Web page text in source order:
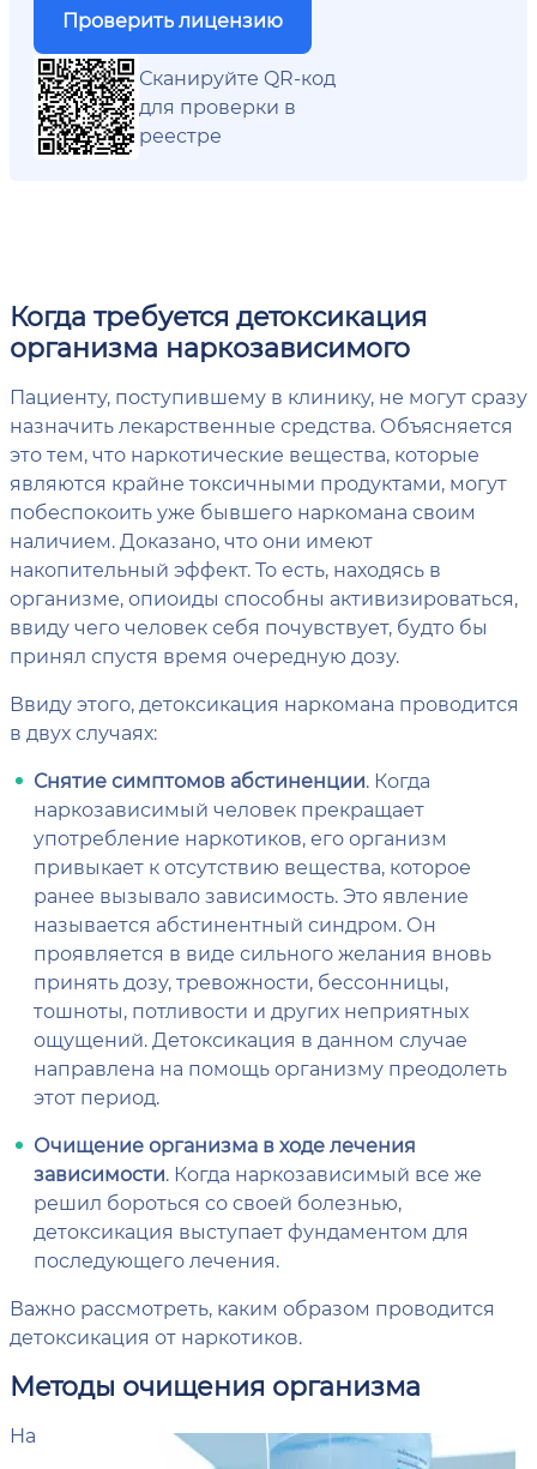
Проверить лицензию
Сканируйте QR-код
для проверки в
реестре
Когда требуется детоксикация
организма наркозависимого
Пациенту, поступившему в клинику, не могут сразу
назначить лекарственные средства. Объясняется
это тем, что наркотические вещества, которые
являются крайне токсичными продуктами, могут
побеспокоить уже бывшего наркомана своим
наличием. Доказано, что они имеют
накопительный эффект. То есть, находясь в
организме, опиоиды способны активизироваться,
ввиду чего человек себя почувствует, будто бы
принял спустя время очередную дозу.
Ввиду этого, детоксикация наркомана проводится
в двух случаях:
Снятие симптомов абстиненции. Когда
наркозависимый человек прекращает
употребление наркотиков, его организм
привыкает к отсутствию вещества, которое
ранее вызывало зависимость. Это явление
называется абстинентный синдром. Он
проявляется в виде сильного желания вновь
принять дозу, тревожности, бессонницы,
тошноты, потливости и других неприятных
ощущений. Детоксикация в данном случае
направлена на помощь организму преодолеть
этот период.
Очищение организма в ходе лечения
зависимости. Когда наркозависимый все же
решил бороться со своей болезнью,
детоксикация выступает фундаментом для
последующего лечения.
Важно рассмотреть, каким образом проводится
детоксикация от наркотиков.
Методы очищения организма
На